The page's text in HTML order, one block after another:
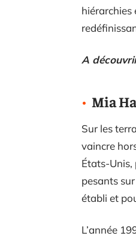
hiérarchies
A
Mia
Sur les
vaincre
États-Unis,
pesants
établi et
L’année